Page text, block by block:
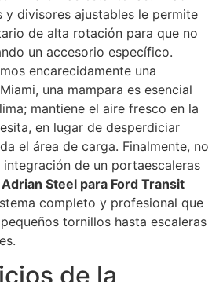
y divisores ajustables le permite
de alta rotación para que no
un accesorio específico.
encarecidamente una
una mampara es esencial
mantiene el aire fresco en la
en lugar de desperdiciar
el área de carga. Finalmente, no
de un portaescaleras
Steel para Ford Transit
completo y profesional que
tornillos hasta escaleras
de la